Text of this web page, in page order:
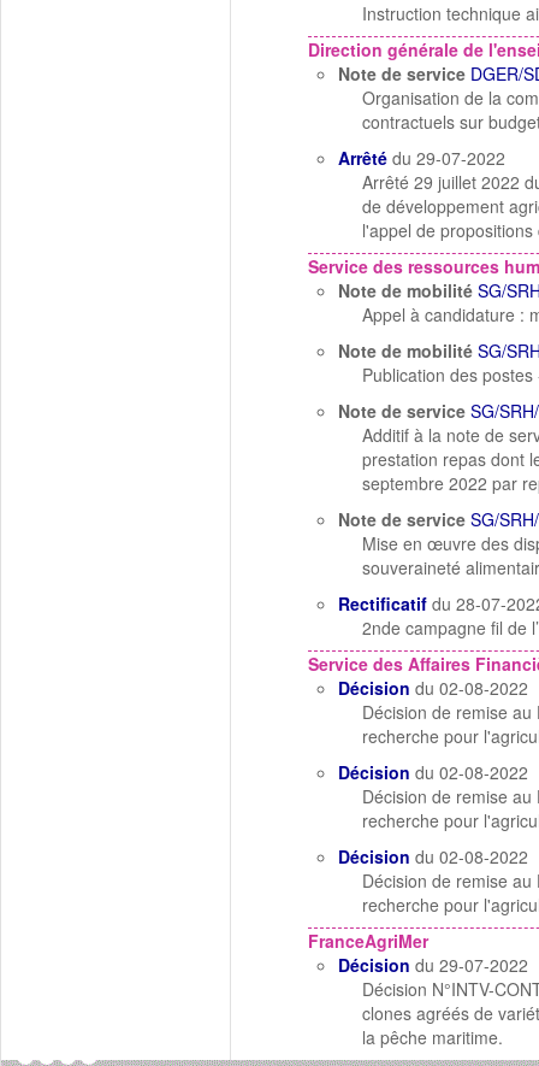
Instruction technique
Direction générale de
Note de service DGER/
Organisation de la
contractuels sur
Arrêté du 29-07-2022
Arrêté 29 juillet 2022
de développement
l'appel de propositions
Service des ressources
Note de mobilité SG/
Appel à candidature :
Note de mobilité SG/
Publication des
Note de service SG/
Additif à la note de
prestation repas dont
septembre 2022 par
Note de service SG/
Mise en œuvre des
souveraineté
Rectificatif du 28-07-
2nde campagne fil de
Service des Affaires
Décision du 02-08-2022
Décision de remise
recherche pour
Décision du 02-08-2022
Décision de remise
recherche pour
Décision du 02-08-2022
Décision de remise
recherche pour
FranceAgriMer
Décision du 29-07-2022
Décision N°INTV-
clones agréés de
la pêche maritime.